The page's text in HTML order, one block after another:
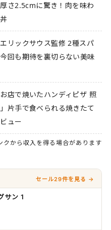
さ2.5cmに驚き！肉を味わ
エリックサウス監修 2種スパ
回も期待を裏切らない美味
お店で焼いたハンディピザ 照
片手で食べられる焼きたて
ュー
クから収入を得る場合があります
セール29件を見る →
サン 1